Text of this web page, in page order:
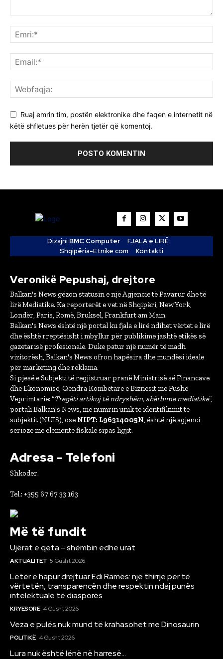
Ruaj emrin tim, postën elektronike dhe faqen e internetit në
këtë shfletues për herën tjetër që komentoj.
Dizajni:BMC Computer
FJALA e LIRË
Shqipëria-Etnike.com
Kontakti
Veronikë Pepushaj, drejtore
Balkan's News gëzon statusin e një Agjencie të Pavarur dhe të
lirë Mediatike. Ka reporterët e vet në Shqipëri, New York,
Londër, Paris, Romë, Bruksel, Frankfurt am Main.
Balkan's News është një portal ku fjala e lirë ndihet vërtet e lirë
dhe është rreptësisht i mbyllur për publikime jashtë etikës së
gazetarisë profesionale. Duke patur një numër të madh
vizitorësh, Balkan's News ofron hapësira dhe mundësi ideale
për marketing dhe reklama.
Si pjesë e Subjekti të regjistruar pranë Ministrisë së Financave
dhe Ekonomisë, Qëndra Kombëtare e Biznesit me Fushë
Veprimtarie: “Tregëti artikuj të ndryshëm, shërbime mediatike”,
portali Balkan's News, me numrin unik të identifikimit të
subjektit (NUIS), ose NIPT: L96314005N , është një agjenci
serioze me elementë fiskalë sipas ligjit.
Adresa - Telefoni
Shkoder.
Tel.: +355 67 67 33 163
Më të fundit
Ujërat e qeta – shëmbin edhe urat
AKTUALITET 5 Gusht 2026
Letër e hapur drejtuar Edi Ramës: një thirrje për të
vërtetën, transparencën dhe respektin ndaj punës
intelektuale të diasporës
KRYESORE 4 Gusht 2026
Veza e pulës nuk mund të krahasohet me Dinosaurin
POLITIKË 4 Gusht 2026
Lura nuk është lënë në harresë…